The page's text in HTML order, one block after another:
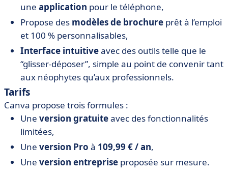
une application pour le téléphone,
Propose des modèles de brochure prêt à l’emploi
et 100 % personnalisables,
Interface intuitiveavec des outils telle que le
“glisser-déposer”, simple au point de convenir tant
aux néophytes qu’aux professionnels.
Tarifs
Canva propose trois formules :
Une version gratuiteavec des fonctionnalités
limitées,
Une version Pro à 109,99 € / an,
Une version entreprise proposée sur mesure.